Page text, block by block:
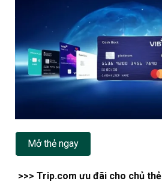
Mở thẻ ngay
>>> Trip.com ưu đãi cho chủ thẻ